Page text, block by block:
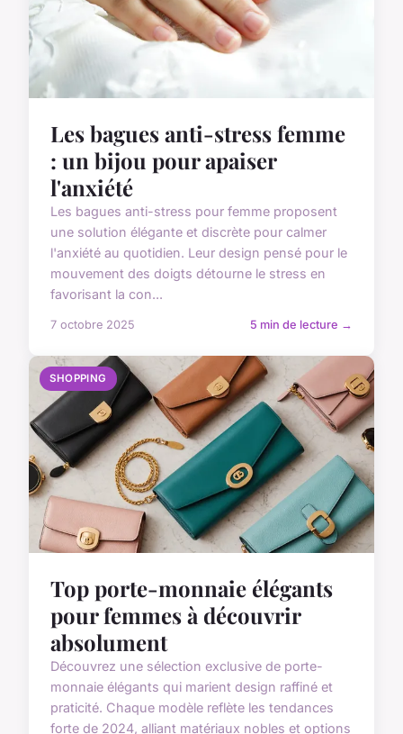
Les bagues anti-stress femme
: un bijou pour apaiser
l'anxiété
Les bagues anti-stress pour femme proposent
une solution élégante et discrète pour calmer
l'anxiété au quotidien. Leur design pensé pour le
mouvement des doigts détourne le stress en
favorisant la con...
7 octobre 2025 5 min de lecture →
SHOPPING
Top porte-monnaie élégants
pour femmes à découvrir
absolument
Découvrez une sélection exclusive de porte-
monnaie élégants qui marient design raffiné et
praticité. Chaque modèle reflète les tendances
forte de 2024, alliant matériaux nobles et options